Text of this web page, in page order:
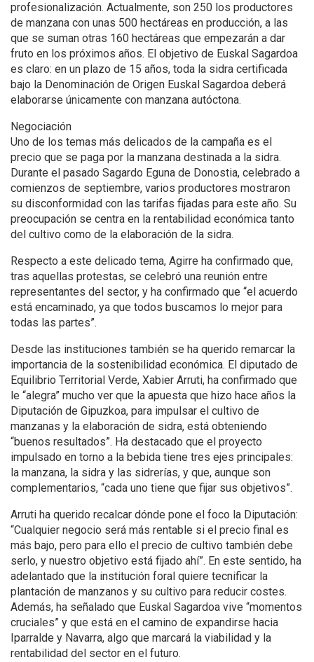
profesionalización. Actualmente, son 250 los productores
de manzana con unas 500 hectáreas en producción, a las
que se suman otras 160 hectáreas que empezarán a dar
fruto en los próximos años. El objetivo de Euskal Sagardoa
es claro: en un plazo de 15 años, toda la sidra certificada
bajo la Denominación de Origen Euskal Sagardoa deberá
elaborarse únicamente con manzana autóctona.
Negociación
Uno de los temas más delicados de la campaña es el
precio que se paga por la manzana destinada a la sidra.
Durante el pasado Sagardo Eguna de Donostia, celebrado a
comienzos de septiembre, varios productores mostraron
su disconformidad con las tarifas fijadas para este año. Su
preocupación se centra en la rentabilidad económica tanto
del cultivo como de la elaboración de la sidra.
Respecto a este delicado tema, Agirre ha confirmado que,
tras aquellas protestas, se celebró una reunión entre
representantes del sector, y ha confirmado que “el acuerdo
está encaminado, ya que todos buscamos lo mejor para
todas las partes”.
Desde las instituciones también se ha querido remarcar la
importancia de la sostenibilidad económica. El diputado de
Equilibrio Territorial Verde, Xabier Arruti, ha confirmado que
le “alegra” mucho ver que la apuesta que hizo hace años la
Diputación de Gipuzkoa, para impulsar el cultivo de
manzanas y la elaboración de sidra, está obteniendo
“buenos resultados”. Ha destacado que el proyecto
impulsado en torno a la bebida tiene tres ejes principales:
la manzana, la sidra y las sidrerías, y que, aunque son
complementarios, “cada uno tiene que fijar sus objetivos”.
Arruti ha querido recalcar dónde pone el foco la Diputación:
“Cualquier negocio será más rentable si el precio final es
más bajo, pero para ello el precio de cultivo también debe
serlo, y nuestro objetivo está fijado ahí”. En este sentido, ha
adelantado que la institución foral quiere tecnificar la
plantación de manzanos y su cultivo para reducir costes.
Además, ha señalado que Euskal Sagardoa vive “momentos
cruciales” y que está en el camino de expandirse hacia
Iparralde y Navarra, algo que marcará la viabilidad y la
rentabilidad del sector en el futuro.